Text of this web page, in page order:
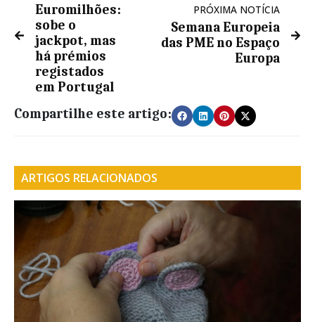
Euromilhões:
sobe o
jackpot, mas
há prémios
registados
em Portugal
PRÓXIMA NOTÍCIA
Semana Europeia
das PME no Espaço
Europa
Compartilhe este artigo:
ARTIGOS RELACIONADOS